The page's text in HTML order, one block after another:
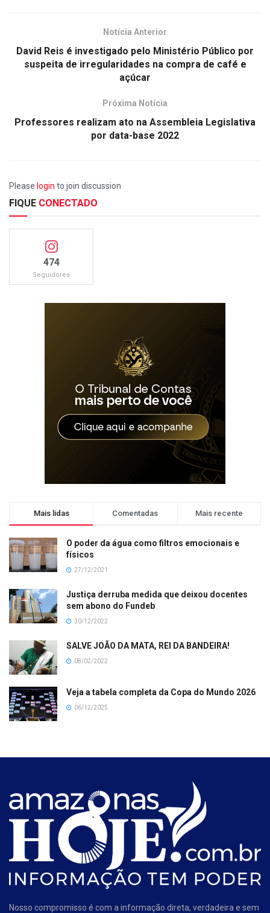
Notícia Anterior
David Reis é investigado pelo Ministério Público por
suspeita de irregularidades na compra de café e
açúcar
Próxima Notícia
Professores realizam ato na Assembleia Legislativa
por data-base 2022
Please login to join discussion
FIQUE CONECTADO
474
Seguidores
Mais lidas Comentadas Mais recente
O poder da água como filtros emocionais e
físicos
27/12/2021
Justiça derruba medida que deixou docentes
sem abono do Fundeb
30/12/2022
SALVE JOÃO DA MATA, REI DA BANDEIRA!
08/02/2022
Veja a tabela completa da Copa do Mundo 2026
06/12/2025
Nosso compromisso é com a informação direta, verdadeira e sem